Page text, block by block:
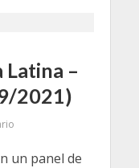
Latina –
2021)
un panel de